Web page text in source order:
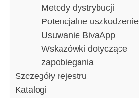
Metody dystrybucji
Potencjalne uszkodzenie
Usuwanie BivaApp
Wskazówki dotyczące
zapobiegania
Szczegóły rejestru
Katalogi